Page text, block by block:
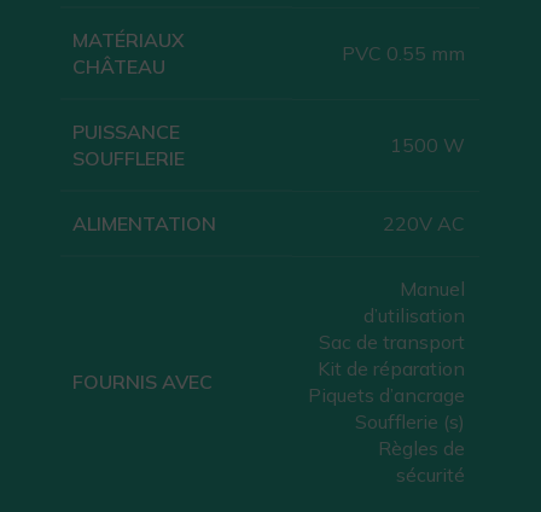
MATÉRIAUX
CHÂTEAU
PVC 0.55 mm
PUISSANCE
SOUFFLERIE
1500 W
ALIMENTATION 220V AC
FOURNIS AVEC
Manuel
d’utilisation
Sac de transport
Kit de réparation
Piquets d’ancrage
Soufflerie (s)
Règles de
sécurité